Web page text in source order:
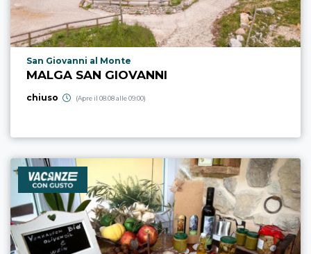
Località punto di interesse
San Giovanni al Monte
MALGA SAN GIOVANNI
chiuso (Apre il 08.08 alle 09:00)